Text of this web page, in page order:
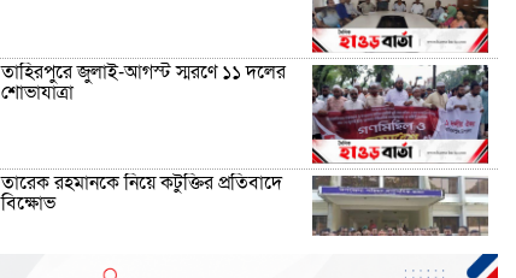
তাহিরপুরে জুলাই-আগস্ট স্মরণে ১১ দলের
শোভাযাত্রা
তারেক রহমানকে নিয়ে কটুক্তির প্রতিবাদে
বিক্ষোভ